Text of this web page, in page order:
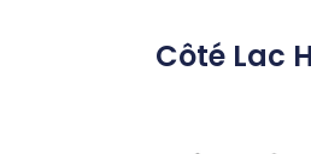
Côté Lac